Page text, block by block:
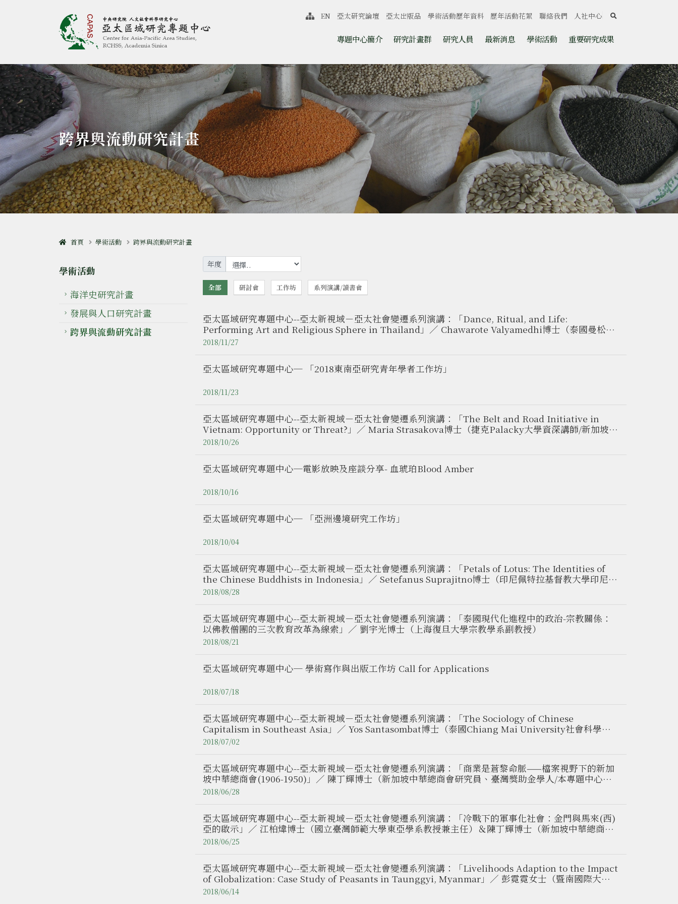
亞太區域研究專題中心 跳至中央區塊/Main Content
:::
專題中心簡介 研究計畫群 研究人員 最新消息 學術活動 重要研究成果
網站導覽
EN 亞太研究論壇 亞太出版品 學術活動歷年資料 歷年活動花絮 聯絡我們 人社中心 search
:::
跨界與流動研究計畫
首頁 學術活動 跨界與流動研究計畫
學術活動
海洋史研究計畫
發展與人口研究計畫
跨界與流動研究計畫
年度
全部 研討會 工作坊 系列演講/讀書會
亞太區域研究專題中心--亞太新視域－亞太社會變遷系列演講：「Dance, Ritual, and Life:
Performing Art and Religious Sphere in Thailand」／ Chawarote Valyamedhi博士（泰國曼松德
昭帕亞皇家師範大學博士後研究/國立臺北藝術大學傳統藝術研究中心台灣獎助金學人）
2018/11/27
亞太區域研究專題中心─ 「2018東南亞研究青年學者工作坊」
2018/11/23
亞太區域研究專題中心--亞太新視域－亞太社會變遷系列演講：「The Belt and Road Initiative in
Vietnam: Opportunity or Threat?」／ Maria Strasakova博士（捷克Palacky大學資深講師/新加坡東
南亞研究所訪問學人）
2018/10/26
亞太區域研究專題中心─電影放映及座談分享- 血琥珀Blood Amber
2018/10/16
亞太區域研究專題中心─ 「亞洲邊境研究工作坊」
2018/10/04
亞太區域研究專題中心--亞太新視域－亞太社會變遷系列演講：「Petals of Lotus: The Identities of
the Chinese Buddhists in Indonesia」／ Setefanus Suprajitno博士（印尼佩特拉基督教大學印尼華
人研究中心主任、臺灣獎助金學人/本專題中心訪問學人）
2018/08/28
亞太區域研究專題中心--亞太新視域－亞太社會變遷系列演講：「泰國現代化進程中的政治-宗教關係：
以佛教僧團的三次教育改革為線索」／ 劉宇光博士（上海復旦大學宗教學系副教授）
2018/08/21
亞太區域研究專題中心─ 學術寫作與出版工作坊 Call for Applications
2018/07/18
亞太區域研究專題中心--亞太新視域－亞太社會變遷系列演講：「The Sociology of Chinese
Capitalism in Southeast Asia」／ Yos Santasombat博士（泰國Chiang Mai University社會科學院
教授）
2018/07/02
亞太區域研究專題中心--亞太新視域－亞太社會變遷系列演講：「商業是蒼黎命脈——檔案視野下的新加
坡中華總商會(1906-1950)」／ 陳丁輝博士（新加坡中華總商會研究員、臺灣獎助金學人/本專題中心訪
問學人）
2018/06/28
亞太區域研究專題中心--亞太新視域－亞太社會變遷系列演講：「冷戰下的軍事化社會：金門與馬來(西)
亞的啟示」／ 江柏煒博士（國立臺灣師範大學東亞學系教授兼主任）＆陳丁輝博士（新加坡中華總商會
研究員、臺灣獎助金學人/本專題中心訪問學人）
2018/06/25
亞太區域研究專題中心--亞太新視域－亞太社會變遷系列演講：「Livelihoods Adaption to the Impact
of Globalization: Case Study of Peasants in Taunggyi, Myanmar」／ 彭霓霓女士（暨南國際大學
東南亞學系兼任講師）
2018/06/14